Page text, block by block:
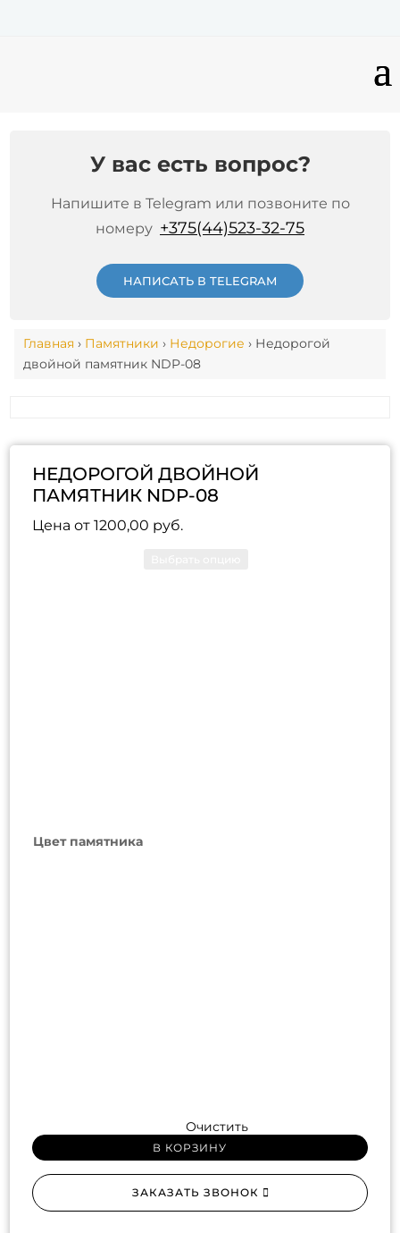
У вас есть вопрос?
Напишите в Telegram или позвоните по
номеру +375(44)523-32-75
НАПИСАТЬ В TELEGRAM
Главная › Памятники › Недорогие › Недорогой
двойной памятник NDP-08
НЕДОРОГОЙ ДВОЙНОЙ
ПАМЯТНИК NDP-08
Цена от1200,00 руб.
Цвет памятника
Очистить
В КОРЗИНУ
ЗАКАЗАТЬ ЗВОНОК